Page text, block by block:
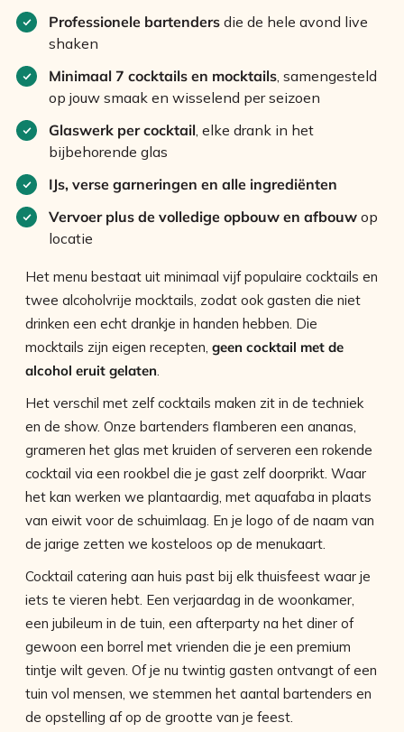
Professionele bartenders die de hele avond live
shaken
Minimaal 7 cocktails en mocktails, samengesteld
op jouw smaak en wisselend per seizoen
Glaswerk per cocktail, elke drank in het
bijbehorende glas
IJs, verse garneringen en alle ingrediënten
Vervoer plus de volledige opbouw en afbouw op
locatie
Het menu bestaat uit minimaal vijf populaire cocktails en
twee alcoholvrije mocktails, zodat ook gasten die niet
drinken een echt drankje in handen hebben. Die
mocktails zijn eigen recepten, geen cocktail met de
alcohol eruit gelaten.
Het verschil met zelf cocktails maken zit in de techniek
en de show. Onze bartenders flamberen een ananas,
grameren het glas met kruiden of serveren een rokende
cocktail via een rookbel die je gast zelf doorprikt. Waar
het kan werken we plantaardig, met aquafaba in plaats
van eiwit voor de schuimlaag. En je logo of de naam van
de jarige zetten we kosteloos op de menukaart.
Cocktail catering aan huis past bij elk thuisfeest waar je
iets te vieren hebt. Een verjaardag in de woonkamer,
een jubileum in de tuin, een afterparty na het diner of
gewoon een borrel met vrienden die je een premium
tintje wilt geven. Of je nu twintig gasten ontvangt of een
tuin vol mensen, we stemmen het aantal bartenders en
de opstelling af op de grootte van je feest.